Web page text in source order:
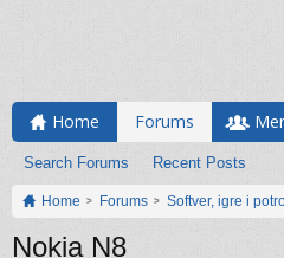
Home Forums
Search Forums Recent Posts
Home Forums Softver, igre i
Nokia N8